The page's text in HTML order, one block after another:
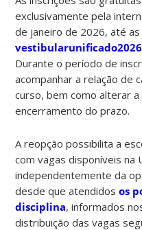
exclusivamente pela
de janeiro de 2026, até
Durante o período de
acompanhar a relação de
curso, bem como alterar
encerramento do prazo.
A reopção possibilita a
com vagas disponíveis na
independentemente da
desde que atendidosos
disciplina, informados
distribuição das vagas